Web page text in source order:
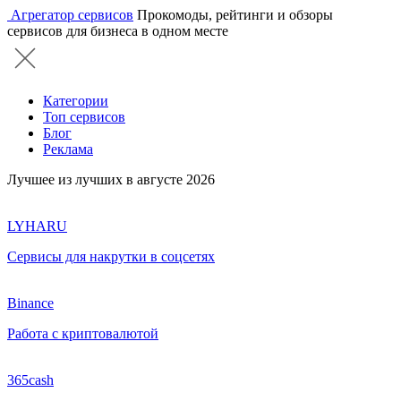
Агрегатор сервисов Прокомоды, рейтинги и обзоры
сервисов для бизнеса в одном месте
Категории
Топ сервисов
Блог
Реклама
Лучшее из лучших в августе 2026
LYHARU
Сервисы для накрутки в соцсетях
Binance
Работа с криптовалютой
365cash